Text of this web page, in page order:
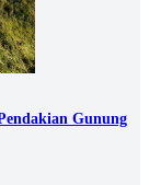
Gunung